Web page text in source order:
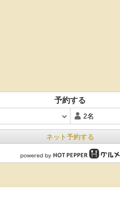
予約する
ネット予約する